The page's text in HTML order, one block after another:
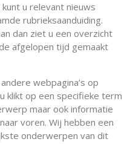
u relevant nieuws
rubrieksaanduiding.
dan ziet u een overzicht
afgelopen tijd gemaakt
webpagina’s op
klikt op een specifieke term
maar ook informatie
voren. Wij hebben een
onderwerpen van dit